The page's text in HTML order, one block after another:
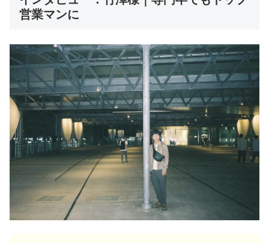
営業マンに